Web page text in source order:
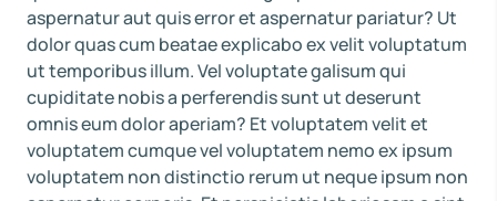
aspernatur aut quis error et aspernatur pariatur? Ut
dolor quas cum beatae explicabo ex velit voluptatum
ut temporibus illum. Vel voluptate galisum qui
cupiditate nobis a perferendis sunt ut deserunt
omnis eum dolor aperiam? Et voluptatem velit et
voluptatem cumque vel voluptatem nemo ex ipsum
voluptatem non distinctio rerum ut neque ipsum non